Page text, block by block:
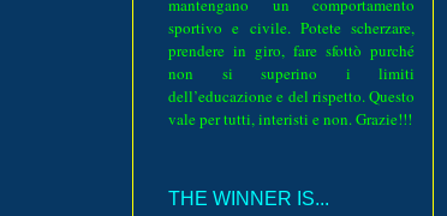
mantengano un comportamento
sportivo e civile. Potete scherzare,
prendere in giro, fare sfottò purché
non si superino i limiti
dell’educazione e del rispetto. Questo
vale per tutti, interisti e non. Grazie!!!
THE WINNER IS...